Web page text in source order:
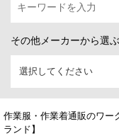
その他メーカーから選ぶ
作業服・作業着通販のワー
ランド】